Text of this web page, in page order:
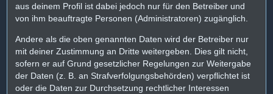
aus deinem Profil ist dabei jedoch nur für den Betreiber und
von ihm beauftragte Personen (Administratoren) zugänglich.
Andere als die oben genannten Daten wird der Betreiber nur
mit deiner Zustimmung an Dritte weitergeben. Dies gilt nicht,
sofern er auf Grund gesetzlicher Regelungen zur Weitergabe
der Daten (z. B. an Strafverfolgungsbehörden) verpflichtet ist
oder die Daten zur Durchsetzung rechtlicher Interessen